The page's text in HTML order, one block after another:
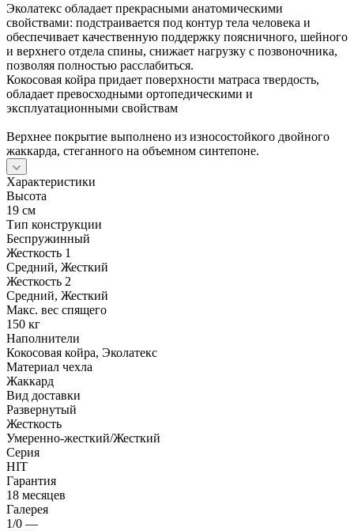
Эколатекс обладает прекрасными анатомическими
свойствами: подстраивается под контур тела человека и
обеспечивает качественную поддержку поясничного, шейного
и верхнего отдела спины, снижает нагрузку с позвоночника,
позволяя полностью расслабиться.
Кокосовая койра придает поверхности матраса твердость,
обладает превосходными ортопедическими и
эксплуатационными свойствам
Верхнее покрытие выполнено из износостойкого двойного
жаккарда, стеганного на объемном синтепоне.
Характеристики
Высота
19 см
Тип конструкции
Беспружинный
Жесткость 1
Средний, Жесткий
Жесткость 2
Средний, Жесткий
Макс. вес спящего
150 кг
Наполнители
Кокосовая койра, Эколатекс
Материал чехла
Жаккард
Вид доставки
Развернутый
Жесткость
Умеренно-жесткий/Жесткий
Серия
HIT
Гарантия
18 месяцев
Галерея
1/0 —